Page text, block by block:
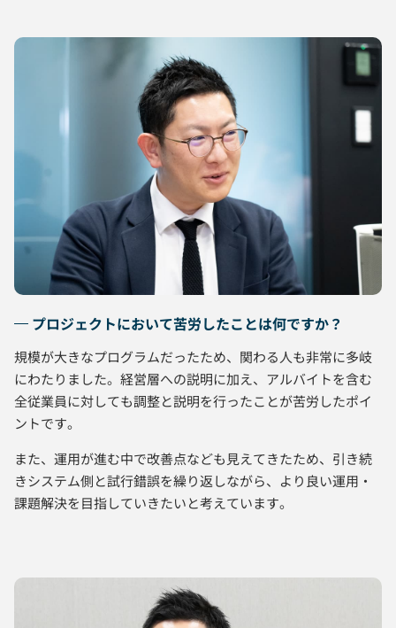
プロジェクトにおいて苦労したことは何ですか？
規模が大きなプログラムだったため、関わる人も非常に多岐
にわたりました。経営層への説明に加え、アルバイトを含む
全従業員に対しても調整と説明を行ったことが苦労したポイ
ントです。
また、運用が進む中で改善点なども見えてきたため、引き続
きシステム側と試行錯誤を繰り返しながら、より良い運用・
課題解決を目指していきたいと考えています。